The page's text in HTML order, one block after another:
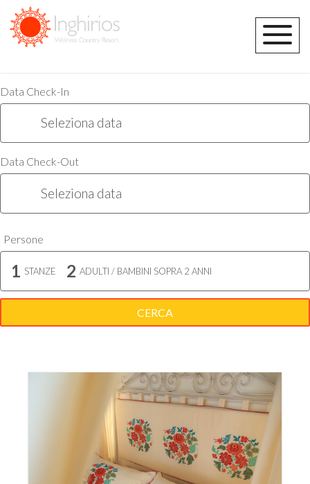
Data Check-In
Seleziona data
Data Check-Out
Seleziona data
Persone
STANZE
1 ADULTI / BAMBINI SOPRA 2 ANNI
2
CERCA